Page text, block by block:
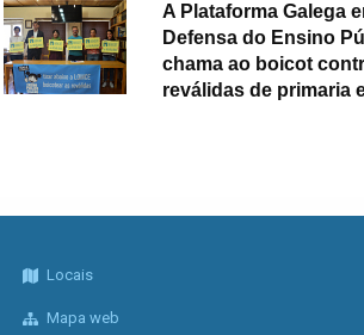
A Plataforma Galega
Defensa do Ensino
chama ao boicot
reválidas de primaria
Locais
Mapa web